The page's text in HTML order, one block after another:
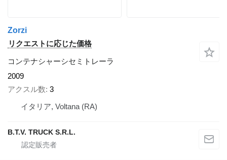
Zorzi
リクエストに応じた価格
コンテナシャーシセミトレーラ
2009
アクスル数 3
イタリア, Voltana (RA)
B.T.V. TRUCK S.R.L.